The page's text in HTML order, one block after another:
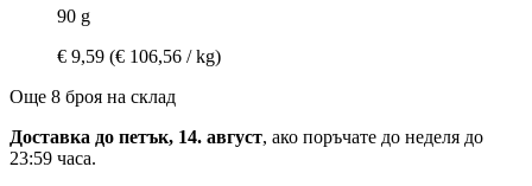
90 g
€ 9,59 (€ 106,56 / kg)
Още 8 броя на склад
Доставка до петък, 14. август, ако поръчате до неделя до
23:59 часа.